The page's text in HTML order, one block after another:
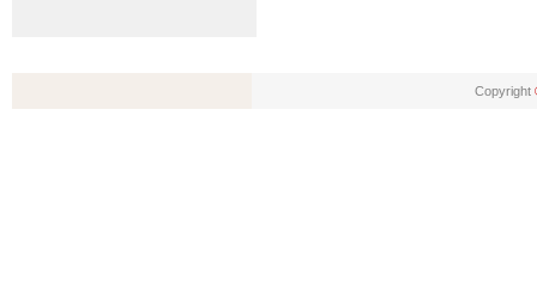
Copyright